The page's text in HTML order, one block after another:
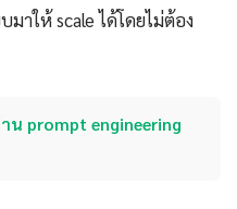
าให้ scale ได้โดยไม่ต้อง
น prompt engineering